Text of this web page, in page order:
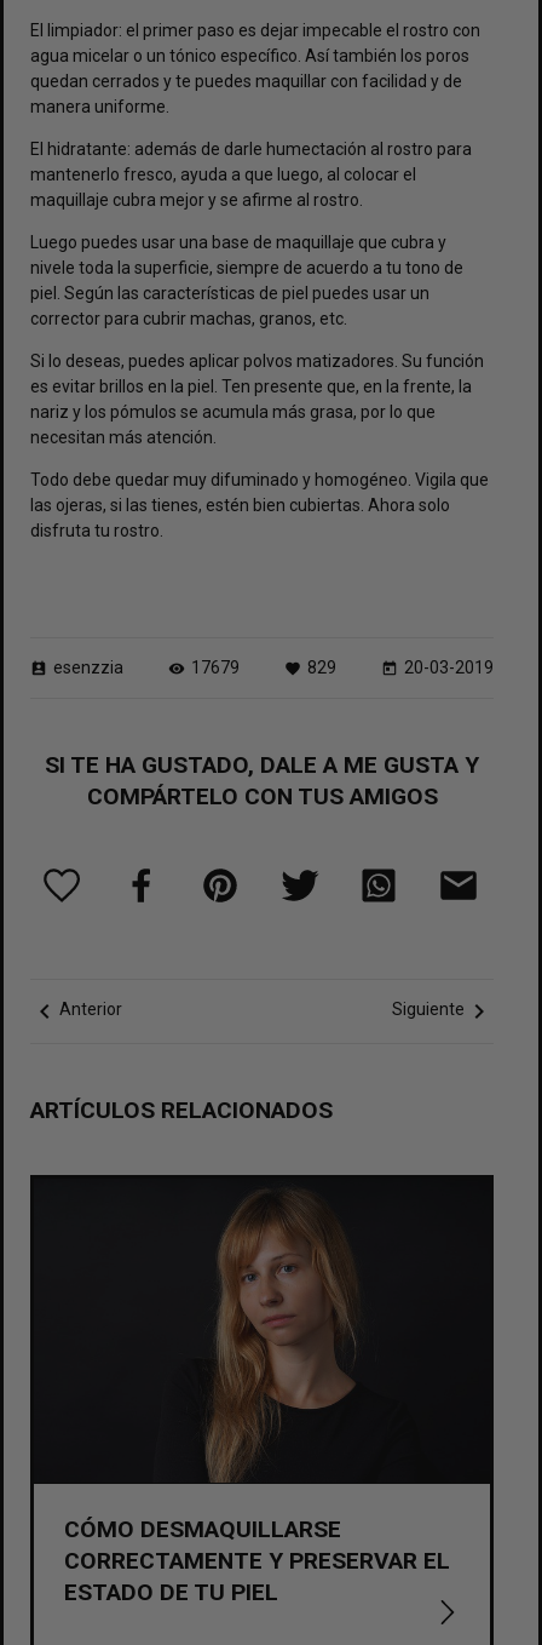
El limpiador: el primer paso es dejar impecable el rostro con
agua micelar o un tónico específico. Así también los poros
quedan cerrados y te puedes maquillar con facilidad y de
manera uniforme.
El hidratante: además de darle humectación al rostro para
mantenerlo fresco, ayuda a que luego, al colocar el
maquillaje cubra mejor y se afirme al rostro.
Luego puedes usar una base de maquillaje que cubra y
nivele toda la superficie, siempre de acuerdo a tu tono de
piel. Según las características de piel puedes usar un
corrector para cubrir machas, granos, etc.
Si lo deseas, puedes aplicar polvos matizadores. Su función
es evitar brillos en la piel. Ten presente que, en la frente, la
nariz y los pómulos se acumula más grasa, por lo que
necesitan más atención.
Todo debe quedar muy difuminado y homogéneo. Vigila que
las ojeras, si las tienes, estén bien cubiertas. Ahora solo
disfruta tu rostro.
perm_contact_calendar esenzzia visibility 17679 favorite 829 today 20-03-2019
SI TE HA GUSTADO, DALE A ME GUSTA Y
COMPÁRTELO CON TUS AMIGOS
chevron_left Anterior Siguiente chevron_right
ARTÍCULOS RELACIONADOS
CÓMO DESMAQUILLARSE
CORRECTAMENTE Y PRESERVAR EL
ESTADO DE TU PIEL